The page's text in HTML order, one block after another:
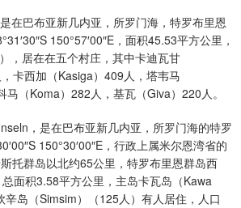
在巴布亚新几内亚，所罗门海，特罗布里恩
150°57′00″E，面积45.53平方公里，
，居在在五个村庄，其中卡迪瓦甘
卡西加（Kasiga）409人，塔韦马
马（Koma）282人，基瓦（Giva）220人。
，是在巴布亚新几内亚，所罗门海的特罗
150°30′00″E，行政上属米尔恩湾省的
托群岛以北约65公里，特罗布里恩群岛西
面积3.58平方公里，主岛卡瓦岛（Kawa
岛（Simsim）（125人）有人居住，人口